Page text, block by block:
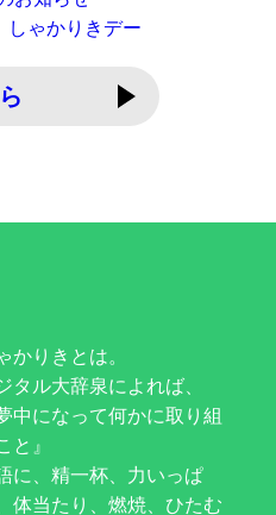
ゃかりきデー
かりきとは。
タル大辞泉によれば、
中になって何かに取り組
と』
に、精一杯、力いっぱ
体当たり、燃焼、ひたむ